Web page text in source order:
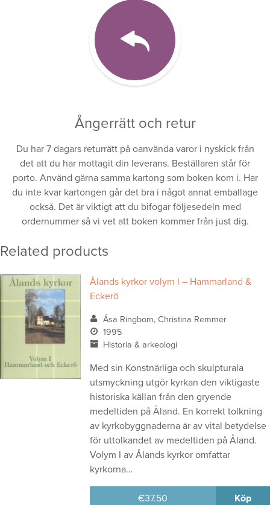
Ångerrätt och retur
Du har 7 dagars returrätt på oanvända varor i nyskick från
det att du har mottagit din leverans. Beställaren står för
porto. Använd gärna samma kartong som boken kom i. Har
du inte kvar kartongen går det bra i något annat emballage
också. Det är viktigt att du bifogar följesedeln med
ordernummer så vi vet att boken kommer från just dig.
Related products
Ålands kyrkor volym I – Hammarland &
Eckerö
Åsa Ringbom, Christina Remmer
1995
Historia & arkeologi
Med sin Konstnärliga och skulpturala
utsmyckning utgör kyrkan den viktigaste
historiska källan från den gryende
medeltiden på Åland. En korrekt tolkning
av kyrkobyggnaderna är av vital betydelse
för uttolkandet av medeltiden på Åland.
Volym I av Ålands kyrkor omfattar
kyrkorna…
€37.50 Köp